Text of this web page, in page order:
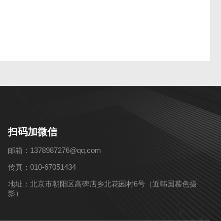
扫码加微信
邮箱：1378987276@qq.com
传真：010-67051434
地址：北京市朝阳区高碑店乡北花园村6号（近韩国慕色摄
影）